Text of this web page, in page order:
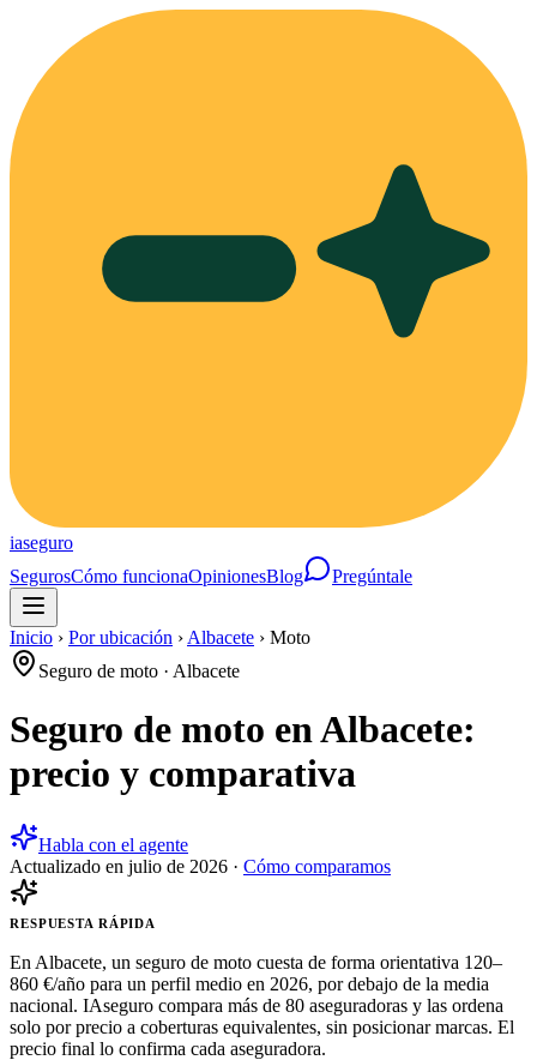
iaseguro
SegurosCómo funcionaOpinionesBlog Pregúntale
Inicio › Por ubicación › Albacete › Moto
Seguro de moto · Albacete
Seguro de moto en Albacete:
precio y comparativa
Habla con el agente
Actualizado en julio de 2026 · Cómo comparamos
RESPUESTA RÁPIDA
En Albacete, un seguro de moto cuesta de forma orientativa 120–
860 €/año para un perfil medio en 2026, por debajo de la media
nacional. IAseguro compara más de 80 aseguradoras y las ordena
solo por precio a coberturas equivalentes, sin posicionar marcas. El
precio final lo confirma cada aseguradora.